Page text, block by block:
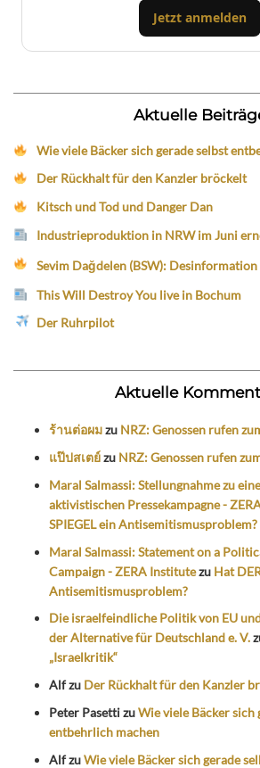
Jetzt anmelden
Aktuelle
Wie viele Bäcker sich gerade selbst
Der Rückhalt für den Kanzler bröckelt
Kitsch und Tod und Danger Dan
Industrieproduktion in NRW im Juni
Sevim Dağdelen (BSW):
This Will Destroy You live in Bochum
Der Ruhrpilot
Aktuelle
ร้านต่อผมzu NRZ: Genossen rufen
แป๊ปสเตย์zu NRZ: Genossen rufen
Maral Salmassi: Stellungnahme zu
aktivistischen Pressekampagne -
SPIEGEL ein Antisemitismusproblem?
Maral Salmassi: Statement on a
Campaign - ZERA Institutezu Hat
Antisemitismusproblem?
Die israelfeindliche Politik von EU
der Alternative für Deutschland e. V.
„Israelkritik“
Alfzu Der Rückhalt für den Kanzler
Peter PasettizuWie viele Bäcker sich
entbehrlich machen
AlfzuWie viele Bäcker sich gerade